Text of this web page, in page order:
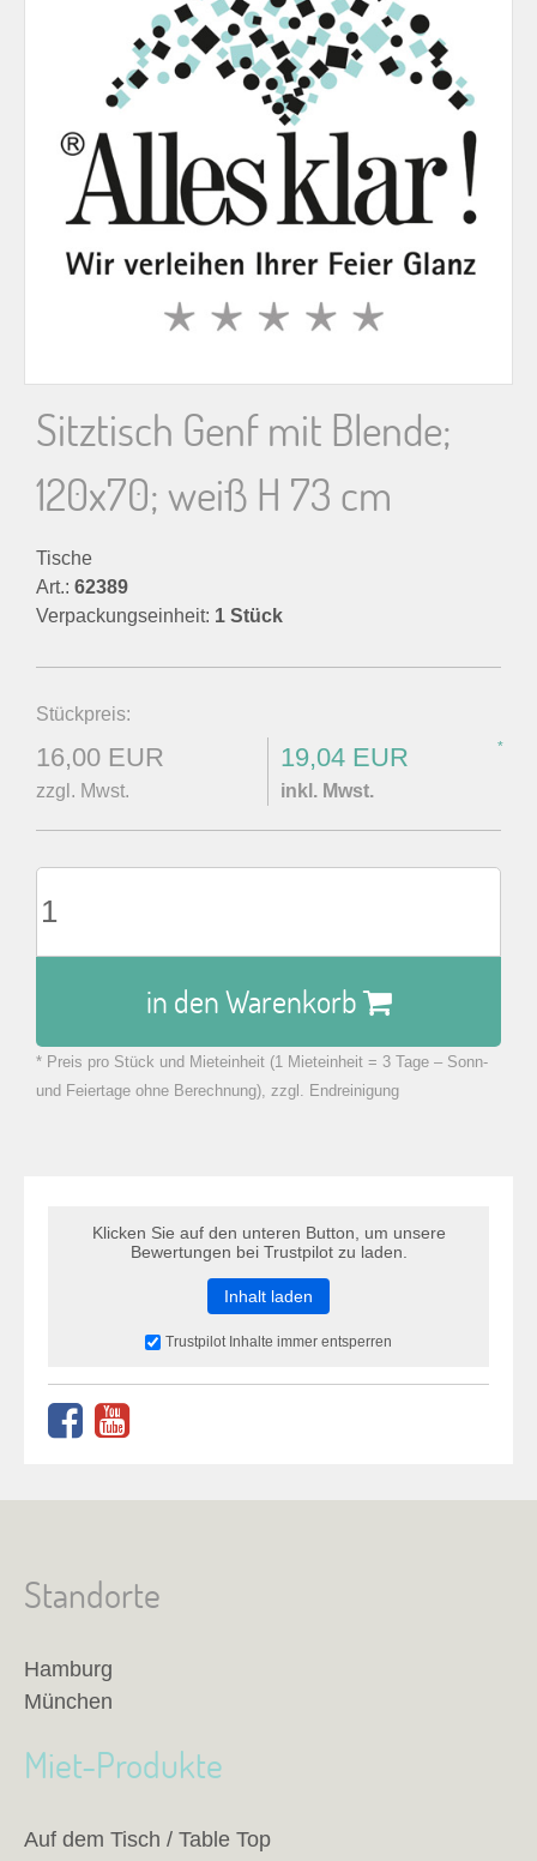
a
h
Sitztisch Genf mit Blende;
120x70; weiß H 73 cm
Tische
Art.: 62389
Verpackungseinheit: 1 Stück
Stückpreis:
16,00 EUR
zzgl. Mwst.
19,04 EUR *
inkl. Mwst.
in den Warenkorb
zu Warenkorb hinzugefügt.
* Preis pro Stück und Mieteinheit (1 Mieteinheit = 3 Tage – Sonn-
und Feiertage ohne Berechnung), zzgl. Endreinigung
Klicken Sie auf den unteren Button, um unsere
Bewertungen bei Trustpilot zu laden.
Inhalt laden
Trustpilot Inhalte immer entsperren
Standorte
Hamburg
München
Miet-Produkte
Auf dem Tisch / Table Top